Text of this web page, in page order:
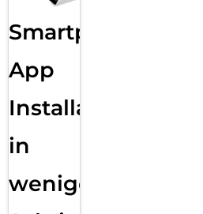
Smartphone
App
Installation
in
wenigen